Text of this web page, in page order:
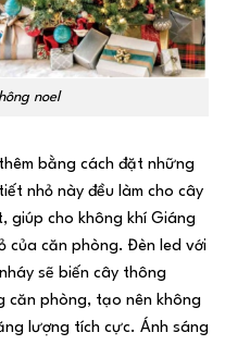
noel
bằng cách đặt những
nhỏ này đều làm cho cây
giúp cho không khí Giáng
căn phòng. Đèn led với
sẽ biến cây thông
căn phòng, tạo nên không
lượng tích cực. Ánh sáng